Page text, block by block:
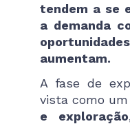
tendem a se
a demanda
aumentam.
A fase de
vista como um
e exploração